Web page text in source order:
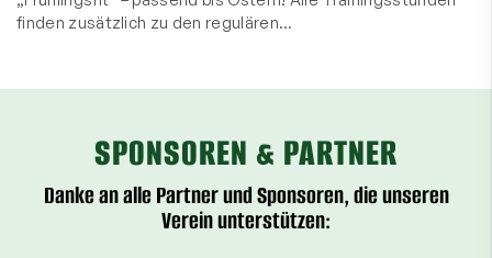
finden zusätzlich zu den regulären…
SPONSOREN & PARTNER
Danke an alle Partner und Sponsoren, die unseren
Verein unterstützen: